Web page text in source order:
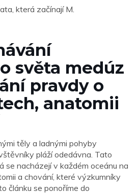
která začínají M.
světa medúz
pravdy o
anatomii
těly a ladnými pohyby
pláží odedávna. Tato
se nacházejí v každém oceánu na
a chování, které výzkumníky
článku se ponoříme do